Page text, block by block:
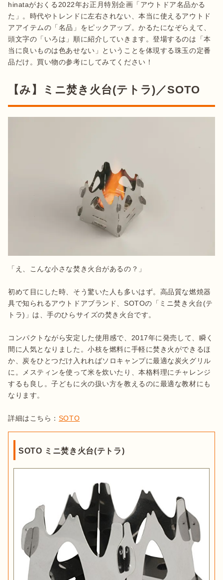
hinataがおくる2022年お正月特別企画「アウトドア名品かる
た」。時代やトレンドに左右されない、本当に使えるアウトド
アアイテムの「名品」をピックアップ。かるたになぞらえて、
頭文字の「いろは」順に紹介していきます。登場するのは「本
当に良いものは色あせない」ということを体現する珠玉の定番
品だけ。買い物の参考にしてみてください！
【み】ミニ焚き火台(テトラ)／SOTO
「え、こんな小さな焚き火台があるの？」
初めて目にした時、そう驚いた人も多いはず。高品質な燃焼器
具で知られるアウトドアブランド、SOTOの「ミニ焚き火台(テ
トラ)」は、手のひらサイズの焚き火台です。
コンパクトながら安定した使用感で、2017年に発売して、瞬く
間に人気となりました。小枝を燃料に手軽に焚き火ができるほ
か、炭をひとつだけ入れればソロキャンプに最適な炭火グリル
に。メスティンを使って米を炊いたり、本格料理にチャレンジ
するも良し。子どもに火の扱い方を教えるのに最適な教材にも
なります。
詳細はこちら： SOTO
SOTO ミニ焚き火台(テトラ)